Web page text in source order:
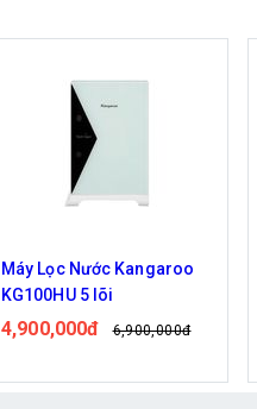
Máy lọc nước Sunhouse
SHA8869K 9 lõi lọc
3,950,000đ 5,950,000đ